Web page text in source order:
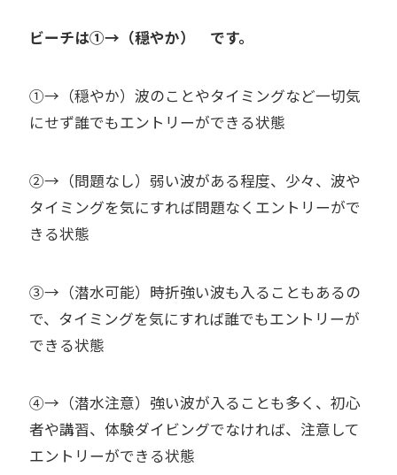
ビーチは①→（穏やか） です。
①→（穏やか）波のことやタイミングなど一切気
にせず誰でもエントリーができる状態
②→（問題なし）弱い波がある程度、少々、波や
タイミングを気にすれば問題なくエントリーがで
きる状態
③→（潜水可能）時折強い波も入ることもあるの
で、タイミングを気にすれば誰でもエントリーが
できる状態
④→（潜水注意）強い波が入ることも多く、初心
者や講習、体験ダイビングでなければ、注意して
エントリーができる状態